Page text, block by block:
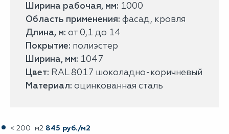
Ширина рабочая, мм: 1000
Область применения: фасад, кровля
Длина, м: от 0,1 до 14
Покрытие: полиэстер
Ширина, мм: 1047
Цвет: RAL 8017 шоколадно-коричневый
Материал: оцинкованная сталь
< 200 м2 845 руб./м2